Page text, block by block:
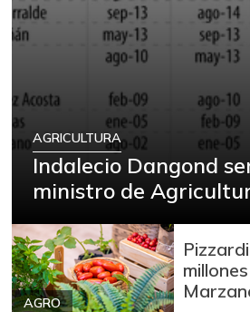
AGRICULTURA
Indalecio Dangond
ministro de
AGRO